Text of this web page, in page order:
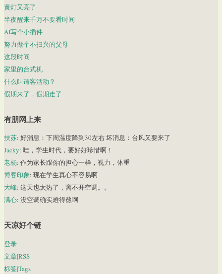
黄灯又亮了
半夜醒来千万不要看时间
AI写个小插件
努力做个不扫兴的父母
这段时间
家里的台式机
什么叫请客活动？
假期来了，假期走了
有朋网上来
扶苏: 好消息：下周温度降到30左右 坏消息：台风又要来了
Jacky: 哇，学生时代，要好好珍惜啊！
老杨: 作为家长跟你的担心一样，视力，体重
博客印象: 现在学生真心不容易啊
大峰: 这天也太热了，离不开空调。。
满心: 没空调确实难得熬啊
天凉好个链
登录
文章|RSS
标签|Tags